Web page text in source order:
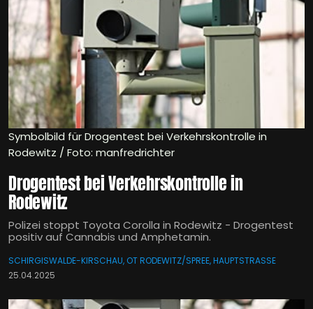
Symbolbild für Drogentest bei Verkehrskontrolle in
Rodewitz / Foto: manfredrichter
Drogentest bei Verkehrskontrolle in
Rodewitz
Polizei stoppt Toyota Corolla in Rodewitz - Drogentest
positiv auf Cannabis und Amphetamin.
SCHIRGISWALDE-KIRSCHAU, OT RODEWITZ/SPREE, HAUPTSTRASSE
25.04.2025